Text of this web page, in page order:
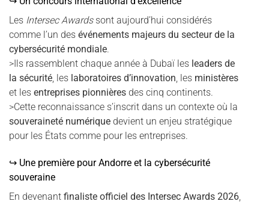
Les Intersec Awardssont aujourd’hui considérés
comme l’un des événements majeurs du secteur de la
cybersécurité mondiale.
>Ils rassemblent chaque année à Dubaï les leaders de
la sécurité, les laboratoires d’innovation, les ministères
et les entreprises pionnières des cinq continents.
>Cette reconnaissance s’inscrit dans un contexte où la
souveraineté numérique devient un enjeu stratégique
pour les États comme pour les entreprises.
↪ Une première pour Andorre et la cybersécurité
souveraine
En devenant finaliste officiel des Intersec Awards 2026